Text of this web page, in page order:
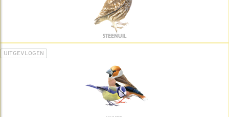
STEENUIL
UITGEVLOGEN